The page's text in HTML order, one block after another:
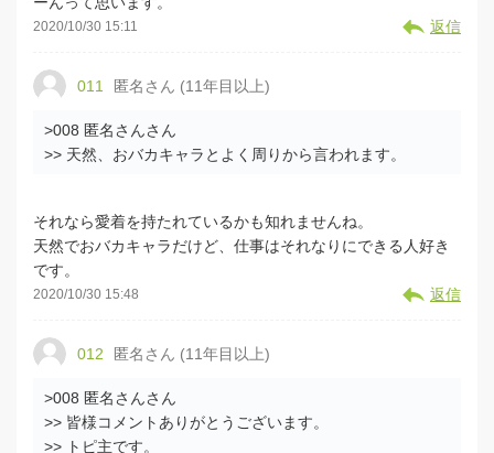
2020/10/30 15:11 返信
011 匿名さん (11年目以上)
>008 匿名さんさん
>> 天然、おバカキャラとよく周りから言われます。
それなら愛着を持たれているかも知れませんね。
天然でおバカキャラだけど、仕事はそれなりにできる人好き
です。
2020/10/30 15:48 返信
012 匿名さん (11年目以上)
>008 匿名さんさん
>> 皆様コメントありがとうございます。
>> トピ主です。